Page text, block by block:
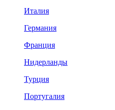
Италия
Германия
Франция
Нидерланды
Турция
Португалия